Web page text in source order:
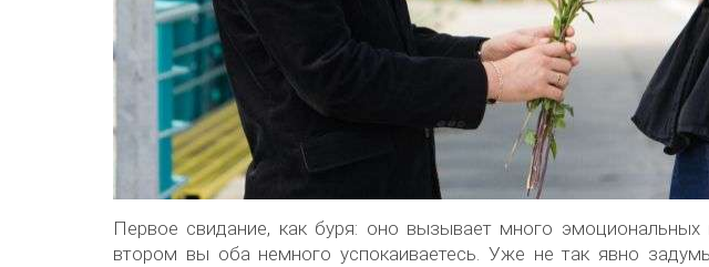
Первое свидание, как буря: оно вызывает много
втором вы оба немного успокаиваетесь. Уже не так явно